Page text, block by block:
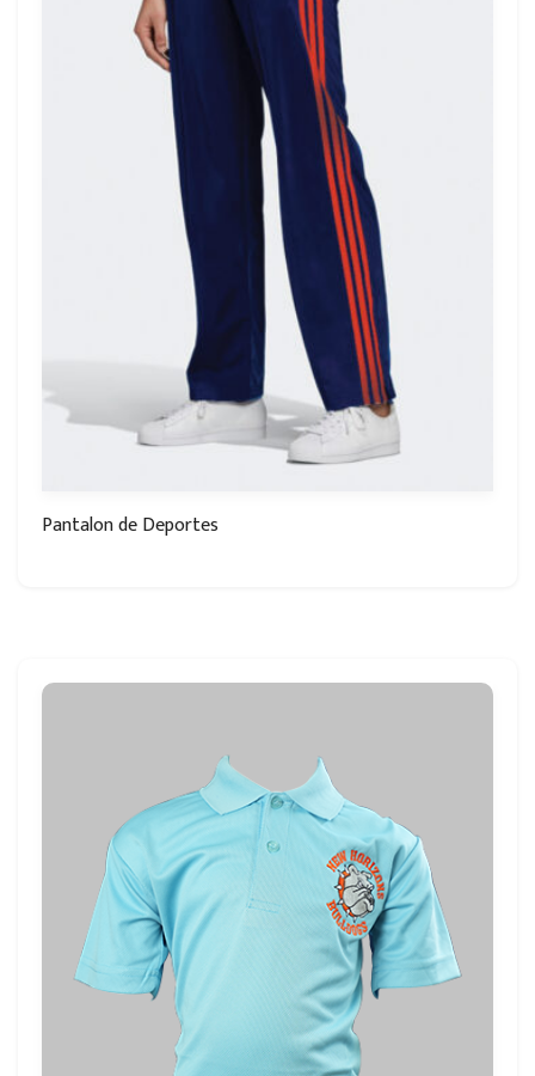
Pantalon de Deportes